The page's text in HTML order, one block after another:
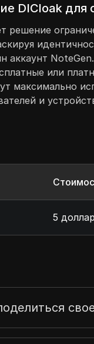
DICloak для
решение
аккаунт
или
максимально
и
5